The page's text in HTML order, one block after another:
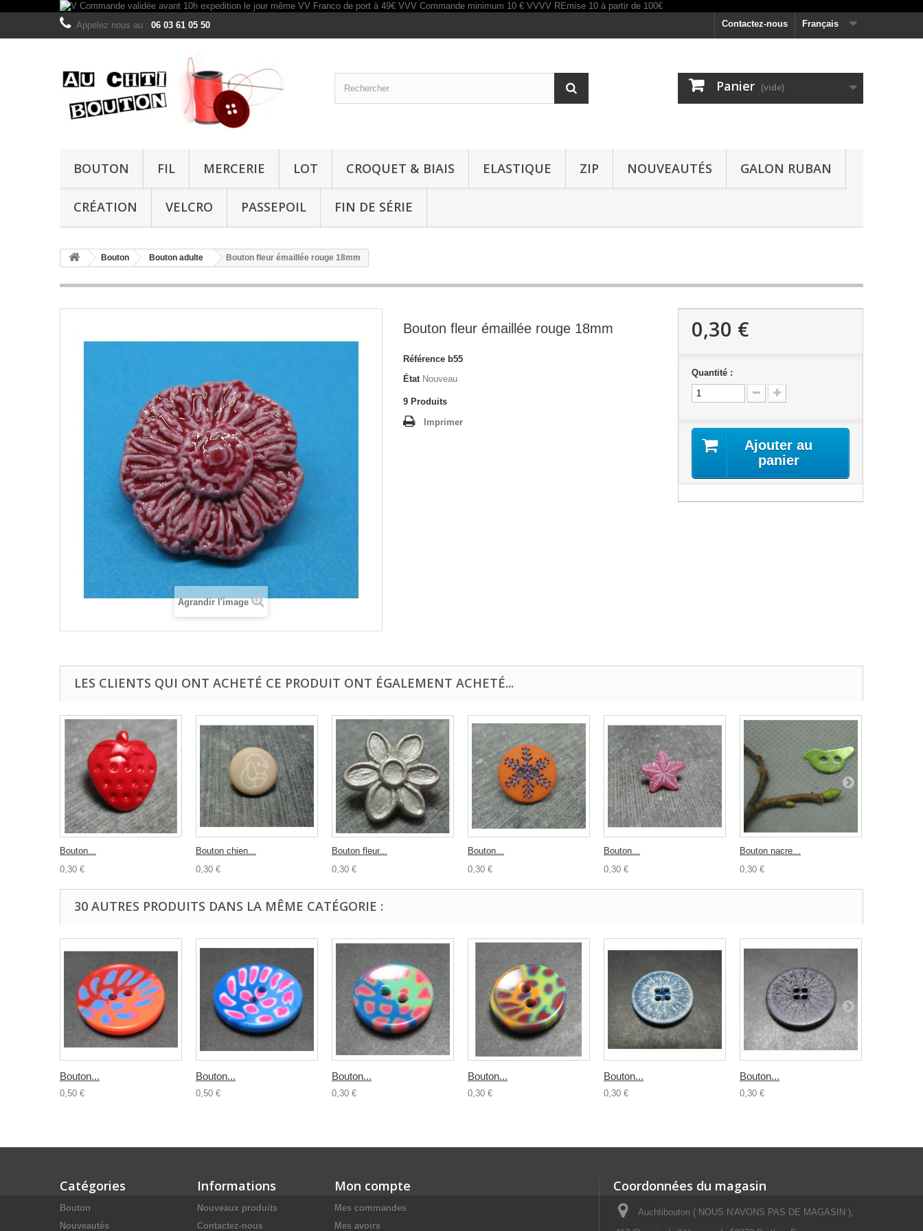
Français
Contactez-nous
Appelez nous au : 06 03 61 05 50
Panier (vide)
BOUTON FIL MERCERIE LOT CROQUET & BIAIS ELASTIQUE ZIP NOUVEAUTÉS GALON RUBAN
CRÉATION VELCRO PASSEPOIL FIN DE SÉRIE
Bouton Bouton adulte Bouton fleur émaillée rouge 18mm
Agrandir l'image
Bouton fleur émaillée rouge 18mm
Référence b55
État Nouveau
9 Produits
Imprimer
0,30 €
Quantité :
Ajouter au
panier
LES CLIENTS QUI ONT ACHETÉ CE PRODUIT ONT ÉGALEMENT ACHETÉ...
Bouton...
0,30 €
Bouton chien...
0,30 €
Bouton fleur...
0,30 €
Bouton...
0,30 €
Bouton...
0,30 €
Bouton nacre...
0,30 €
30 AUTRES PRODUITS DANS LA MÊME CATÉGORIE :
Bouton...
0,50 €
Bouton...
0,50 €
Bouton...
0,30 €
Bouton...
0,30 €
Bouton...
0,30 €
Bouton...
0,30 €
Catégories
Bouton
Nouveautés
Informations
Nouveaux produits
Contactez-nous
Mon compte
Mes commandes
Mes avoirs
Coordonnées du magasin
Auchtibouton ( NOUS N'AVONS PAS DE MAGASIN ),